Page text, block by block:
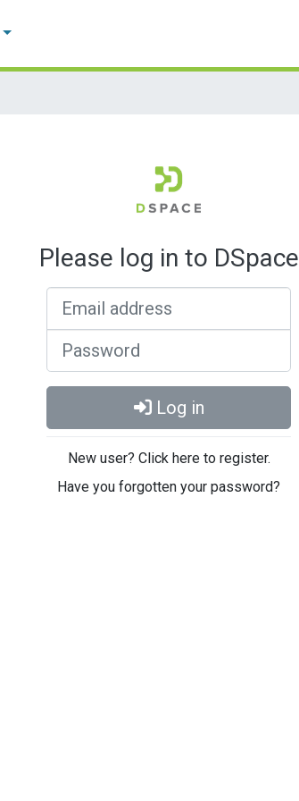
Please log in to DSpace
Log in
New user? Click here to register.
Have you forgotten your password?